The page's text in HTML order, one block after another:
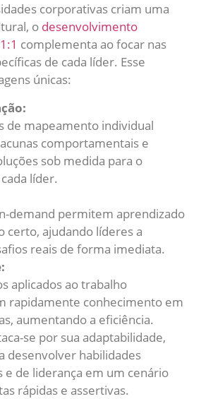
corporativas criam uma
o desenvolvimento
complementa ao focar nas
de cada líder. Esse
únicas:
de mapeamento individual
comportamentais e
sob medida para o
líder.
demand permitem aprendizado
certo, ajudando líderes a
reais de forma imediata.
aplicados ao trabalho
rapidamente conhecimento em
aumentando a eficiência.
se por sua adaptabilidade,
desenvolver habilidades
de liderança em um cenário
rápidas e assertivas.